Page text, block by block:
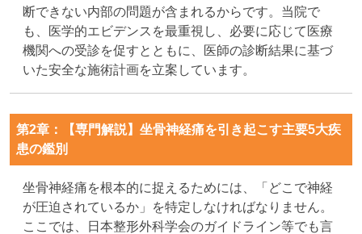
断できない内部の問題が含まれるからです。当院で
も、医学的エビデンスを最重視し、必要に応じて医療
機関への受診を促すとともに、医師の診断結果に基づ
いた安全な施術計画を立案しています。
第2章：【専門解説】坐骨神経痛を引き起こす主要5大疾
患の鑑別
坐骨神経痛を根本的に捉えるためには、「どこで神経
が圧迫されているか」を特定しなければなりません。
ここでは、日本整形外科学会のガイドライン等でも言